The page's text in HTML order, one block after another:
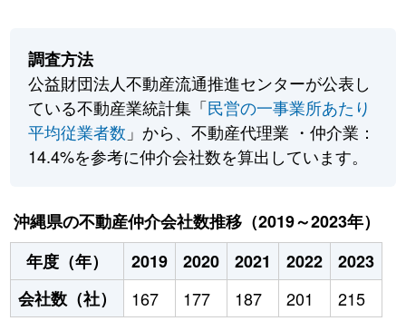
調査方法
公益財団法人不動産流通推進センターが公表し
ている不動産業統計集「民営の一事業所あたり
平均従業者数 」から、不動産代理業 ・仲介業：
14.4%を参考に仲介会社数を算出しています。
沖縄県の不動産仲介会社数推移（2019～2023年）
年度（年）
2019 2020 2021 2022
2023
会社数（社）
167 177 187 201 215